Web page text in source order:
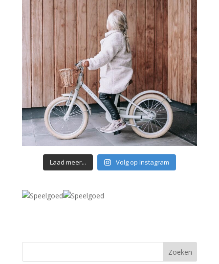
Laad meer... Volg op Instagram